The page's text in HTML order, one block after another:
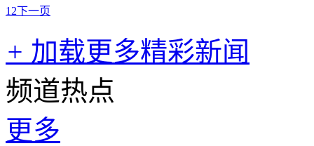
1 2下一页
+ 加载更多精彩新闻
频道热点
更多